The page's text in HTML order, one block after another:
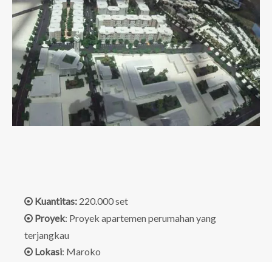
 Kuantitas: 220.000 set
 Proyek: Proyek apartemen perumahan yang
terjangkau
 Lokasi: Maroko